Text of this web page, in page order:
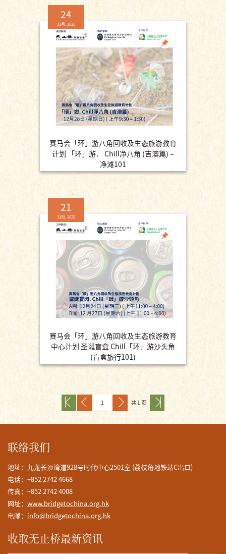
24
11月, 2025
赛马会「环」游八角回收及生态旅游教育
计划 「环」游． Chill净八角 (吉澳篇) –
净滩101
21
11月, 2025
赛马会「环」游八角回收及生态旅游教育
中心计划 圣诞盲盒 Chill「环」游沙头角
(盲盒旅行101)
共 1 页
联络我们
地址：九龙长沙湾道928号时代中心2501室 (荔枝角地铁站C出口)
电话：+852 2742 4668
传真：+852 2742 4008
网址： www.bridgetochina.org.hk
电邮： info@bridgetochina.org.hk
收取无止桥最新资讯